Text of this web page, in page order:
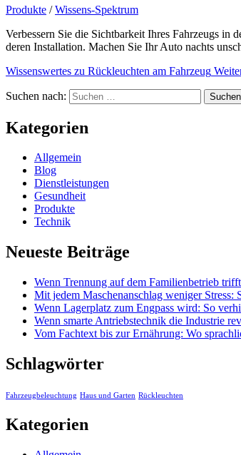
Produkte /Wissens-Spektrum
Verbessern Sie die Sichtbarkeit Ihres Fahrzeugs
deren Installation. Machen Sie Ihr Auto nachts
Wissenswertes zu Rückleuchten am Fahrzeug
Suchen nach:
Kategorien
Allgemein
Blog
Dienstleistungen
Gesundheit
Produkte
Technik
Neueste Beiträge
Wenn Trennung auf dem Familienbetrieb
Mit jedem Maschenanschlag weniger
Wenn Lagerplatz zum Engpass wird: So
Wenn smarte Antriebstechnik die Industrie
Vom Fachtext bis zur Ernährung: Wo
Schlagwörter
Fahrzeugbeleuchtung Haus und Garten Rückleuchten
Kategorien